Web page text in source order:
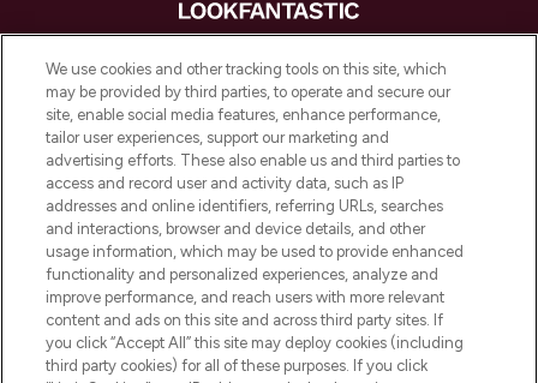
LOOKFANTASTIC is de ultieme online
beautybestemming van Europa, met de
beste huidverzorging, haarproducten en
make-up van meer dan 200 topmerken.
Shop online of via de app, met gratis
verzending vanaf €40.
Cookie-toestemming
Do Not Sell or Share My Personal
Information
HELP & INFORMATIE
We use cookies and other tracking tools on this site, which
may be provided by third parties, to operate and secure our
site, enable social media features, enhance performance,
tailor user experiences, support our marketing and
advertising efforts. These also enable us and third parties to
access and record user and activity data, such as IP
addresses and online identifiers, referring URLs, searches
and interactions, browser and device details, and other
usage information, which may be used to provide enhanced
functionality and personalized experiences, analyze and
improve performance, and reach users with more relevant
content and ads on this site and across third party sites. If
you click “Accept All” this site may deploy cookies (including
third party cookies) for all of these purposes. If you click